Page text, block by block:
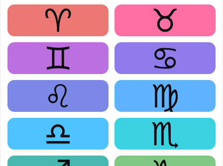
♈
♉
♊
♋
♌
♍
♎
♏